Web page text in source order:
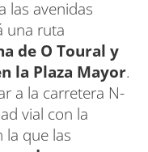
las avenidas
una ruta
de O Toural y
la Plaza Mayor.
a la carretera N-
vial con la
la que las